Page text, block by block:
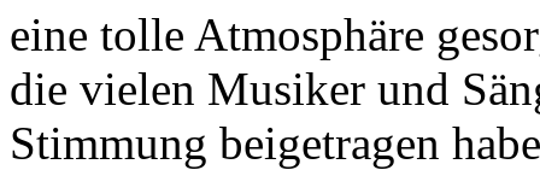
eine tolle Atmosphäre
die vielen Musiker und
Stimmung beigetragen